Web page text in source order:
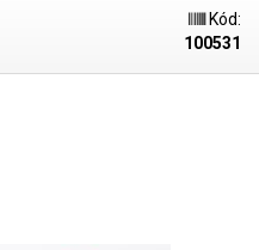
Kód:
100531